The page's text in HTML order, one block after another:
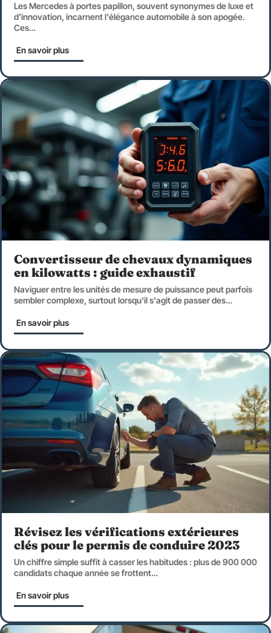
Les Mercedes à portes papillon, souvent synonymes de luxe et
d'innovation, incarnent l'élégance automobile à son apogée.
Ces…
En savoir plus
Convertisseur de chevaux dynamiques
en kilowatts : guide exhaustif
Naviguer entre les unités de mesure de puissance peut parfois
sembler complexe, surtout lorsqu'il s'agit de passer des…
En savoir plus
Révisez les vérifications extérieures
clés pour le permis de conduire 2023
Un chiffre simple suffit à casser les habitudes : plus de 900 000
candidats chaque année se frottent…
En savoir plus